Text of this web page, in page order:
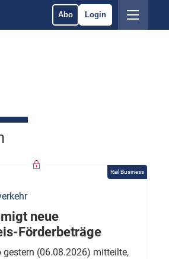
Abo Login
Rail Business
neue
Förderbeträge
gestern (06.08.2026) mitteilte,